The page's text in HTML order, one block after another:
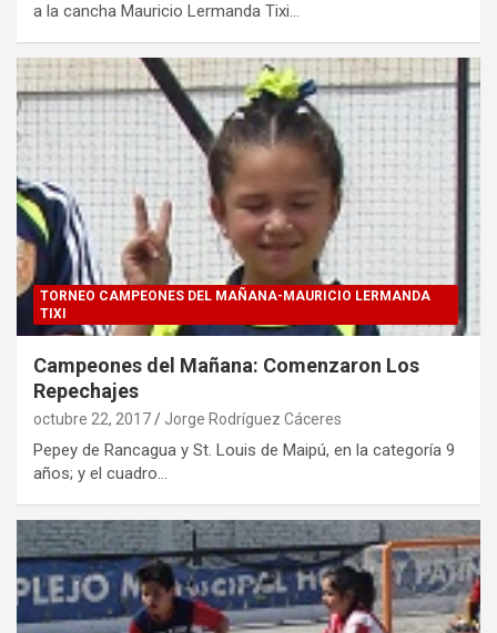
a la cancha Mauricio Lermanda Tixi…
TORNEO CAMPEONES DEL MAÑANA-MAURICIO LERMANDA
TIXI
Campeones del Mañana: Comenzaron Los
Repechajes
octubre 22, 2017 Jorge Rodríguez Cáceres
Pepey de Rancagua y St. Louis de Maipú, en la categoría 9
años; y el cuadro…